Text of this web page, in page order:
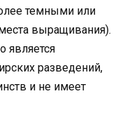
темными или
выращивания).
является
разведений,
и не имеет